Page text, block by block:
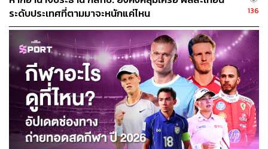
ขณะที่ลูกค้าในระบบเติมเงิน (Prepaid) ซึ่งถือเป็นช่องทาง
รายได้หลักของ AIS ลดลงจากปีที่แล้วกว่า
ลงมาเหลือ
31,170,000 เลขหมาย หรือคิดเป็นสัดส่วนราว 76.13% จาก
ฐานผู้ใช้งานทั้งหมด ส่วนรายได้เฉลี่ยต่อเลขหมาย (APRU)
237 บาทต่อเดือน (ลดลงจากปีที่แล้ว-6.8%)
โดย AIS ได้อธิบายในคำอธิบายบทวิเคราะห์ของฝ่ายบริหาร
ประจำช่วงไตรมาสนี้ไว้ว่า แม้สถานการณ์โควิด-19 ใน
ประเทศจะเริ่มคลี่คลาย รวมถึงการยกเลิกมาตรการปิดเมือง
ล็อกดาวน์เริ่มทำให้ภาคธุรกิจกลับมาดำเนินการได้ตามปกติ
ระดับประเทศที่ตามมาจะหนักแค่ไหน
136